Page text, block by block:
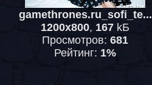
gamethrones.ru_sofi_te...
1200x800, 167 kБ
Просмотров: 681
Рейтинг: 1%